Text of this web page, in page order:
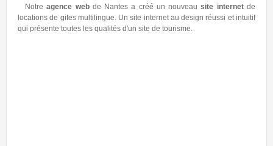
créé un nouveau site internetde
internet au design réussi et intuitif
site de tourisme.